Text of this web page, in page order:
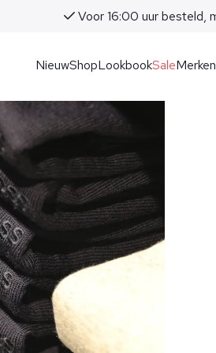
NieuwShopLookbookSaleMerken